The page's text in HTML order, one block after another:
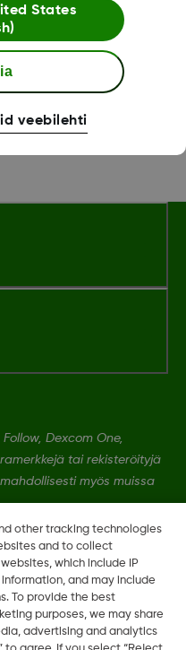
Dexcom One,
tai rekisteröityjä
myös muissa
pidätetään.
other tracking technologies
and to collect
which include IP
and may include
To provide the best
purposes, we may share
advertising and analytics
States
veebilehti